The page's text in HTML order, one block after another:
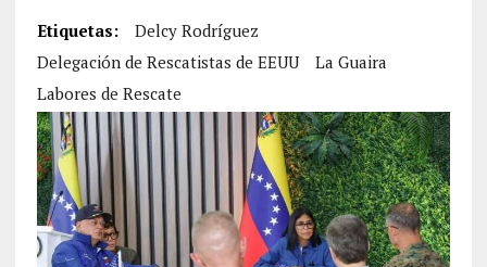
Etiquetas:
Delcy Rodríguez
Delegación de Rescatistas de EEUU
La Guaira
Labores de Rescate